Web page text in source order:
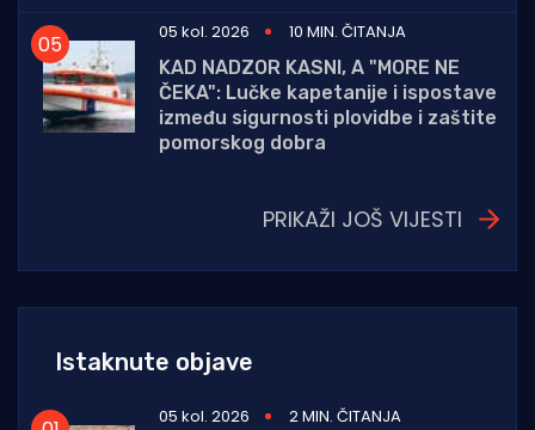
05 kol. 2026
10 MIN. ČITANJA
KAD NADZOR KASNI, A "MORE NE
ČEKA": Lučke kapetanije i ispostave
između sigurnosti plovidbe i zaštite
pomorskog dobra
PRIKAŽI JOŠ VIJESTI
Istaknute objave
05 kol. 2026
2 MIN. ČITANJA